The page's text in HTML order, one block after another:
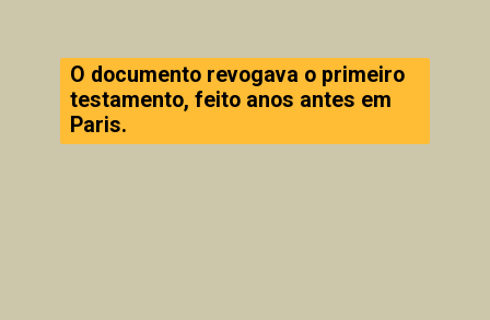
O documento revogava o primeiro
testamento, feito anos antes em
Paris.